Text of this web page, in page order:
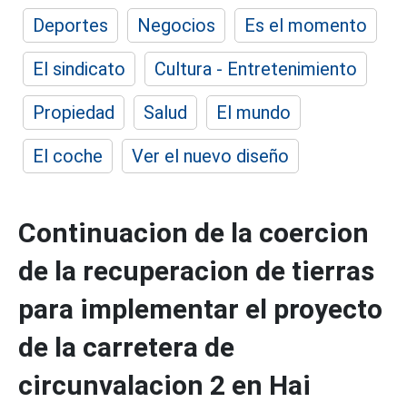
Deportes
Negocios
Es el momento
El sindicato
Cultura - Entretenimiento
Propiedad
Salud
El mundo
El coche
Ver el nuevo diseño
Continuacion de la coercion
de la recuperacion de tierras
para implementar el proyecto
de la carretera de
circunvalacion 2 en Hai